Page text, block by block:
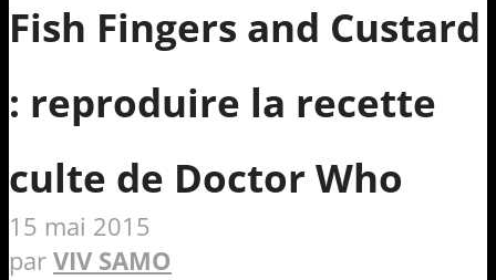
Fish Fingers and Custard
: reproduire la recette
culte de Doctor Who
15 mai 2015
parVIV SAMO